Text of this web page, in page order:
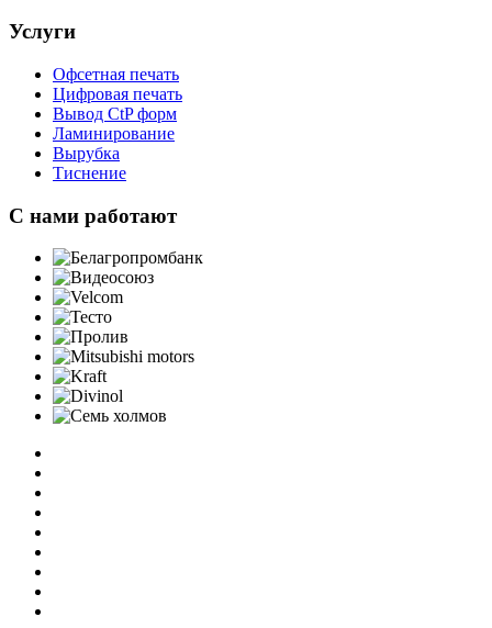
Услуги
Офсетная печать
Цифровая печать
Вывод CtP форм
Ламинирование
Вырубка
Тиснение
C нами работают